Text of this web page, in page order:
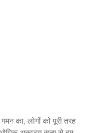
गमन का, लोगों को पूरी तरह